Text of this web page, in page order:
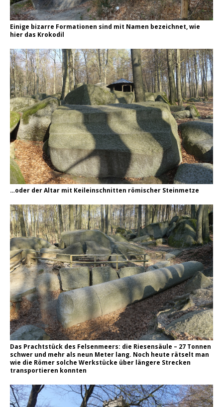
Einige bizarre Formationen sind mit Namen bezeichnet, wie
hier das Krokodil
…oder der Altar mit Keileinschnitten römischer Steinmetze
Das Prachtstück des Felsenmeers: die Riesensäule – 27 Tonnen
schwer und mehr als neun Meter lang. Noch heute rätselt man
wie die Römer solche Werkstücke über längere Strecken
transportieren konnten